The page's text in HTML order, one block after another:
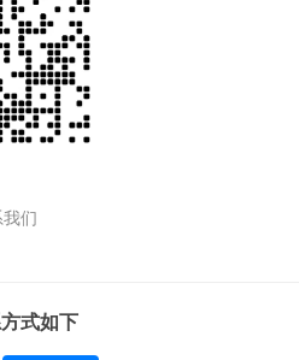
们
式如下